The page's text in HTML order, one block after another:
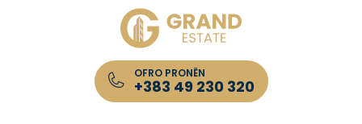
OFRO PRONËN
+383 49 230 320
Kompania për Patundshmëri GRAND Estate